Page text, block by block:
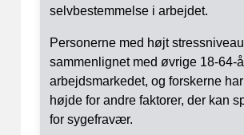
selvbestemmelse i arbejdet.
Personerne med højt
sammenlignet med øvrige 18-64-
arbejdsmarkedet, og forskerne
højde for andre faktorer, der kan
for sygefravær.